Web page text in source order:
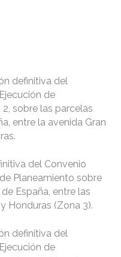
definitiva del
de
sobre las parcelas
entre la avenida Gran
del Convenio
Planeamiento sobre
España, entre las
Honduras (Zona 3).
definitiva del
de